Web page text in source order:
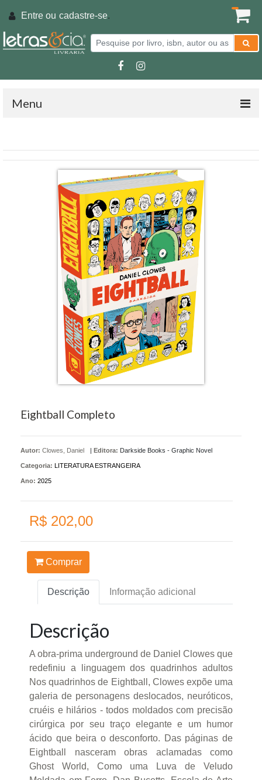
Entre ou cadastre-se.
Menu
Eightball Completo
Autor: Clowes, Daniel | Editora: Darkside Books - Graphic Novel
Categoria: LITERATURA ESTRANGEIRA
Ano: 2025
R$ 202,00
Comprar
Descrição Informação adicional
Descrição
A obra-prima underground de Daniel Clowes que
redefiniu a linguagem dos quadrinhos adultos
Nos quadrinhos de Eightball, Clowes expõe uma
galeria de personagens deslocados, neuróticos,
cruéis e hilários - todos moldados com precisão
cirúrgica por seu traço elegante e um humor
ácido que beira o desconforto. Das páginas de
Eightball nasceram obras aclamadas como
Ghost World, Como uma Luva de Veludo